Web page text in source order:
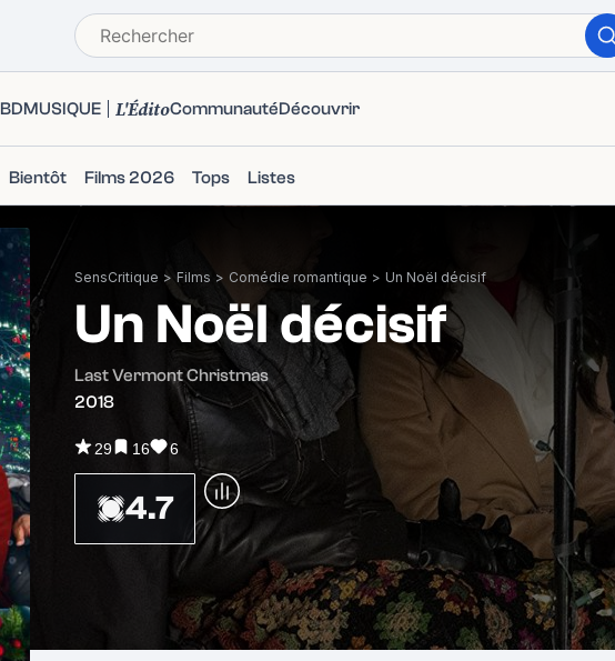
BDMUSIQUE L'ÉditoCommunautéDécouvrir
Bientôt Films 2026 Tops Listes
SensCritique > Films > Comédie romantique > Un Noël décisif
Un Noël décisif
Last Vermont Christmas
2018
29 16 6
4.7